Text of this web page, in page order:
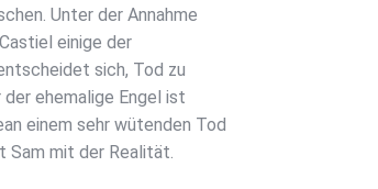
Unter der Annahme
einige der
sich, Tod zu
ehemalige Engel ist
einem sehr wütenden Tod
Sam mit der Realität.